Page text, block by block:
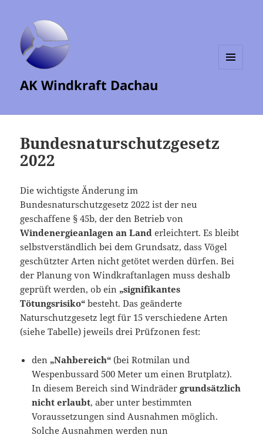
AK Windkraft Dachau
Bundesnaturschutzgesetz
2022
Die wichtigste Änderung im
Bundesnaturschutzgesetz 2022 ist der neu
geschaffene § 45b, der den Betrieb von
Windenergieanlagen an Land erleichtert. Es bleibt
selbstverständlich bei dem Grundsatz, dass Vögel
geschützter Arten nicht getötet werden dürfen. Bei
der Planung von Windkraftanlagen muss deshalb
geprüft werden, ob ein „signifikantes
Tötungsrisiko“ besteht. Das geänderte
Naturschutzgesetz legt für 15 verschiedene Arten
(siehe Tabelle) jeweils drei Prüfzonen fest:
den „Nahbereich“(bei Rotmilan und
Wespenbussard 500 Meter um einen Brutplatz).
In diesem Bereich sind Windrädergrundsätzlich
nicht erlaubt, aber unter bestimmten
Voraussetzungen sind Ausnahmen möglich.
Solche Ausnahmen werden nun